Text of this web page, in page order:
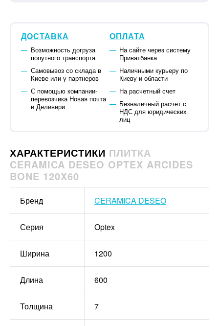
ДОСТАВКА
Возможность догруза
попутного транспорта
Самовывоз со склада в
Киеве или у партнеров
С помощью компании-
перевозчика Новая почта
и Деливери
ОПЛАТА
На сайте через систему
Приватбанка
Наличными курьеру по
Киеву и области
На расчетный счет
Безналичный расчет с
НДС для юридических
лиц
ХАРАКТЕРИСТИКИ ПЛИТКА
CERAMICA DESEO OPTEX ARCIDES
BONE 120X60
Бренд CERAMICA DESEO
Серия Optex
Ширина 1200
Длина 600
Толщина 7